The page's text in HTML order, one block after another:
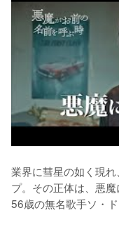
業界に彗星の如く現
プ。その正体は、悪
56歳の無名歌手ソ・ド